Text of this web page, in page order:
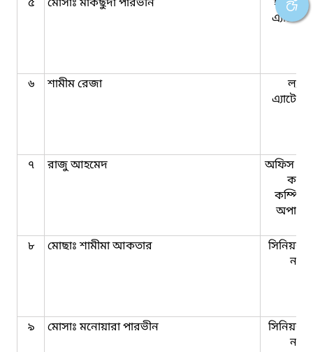
৫ মোসাঃ মাকছুদা পারভীন
৬ শামীম রেজা
ল্যাব
৭ রাজু আহমেদ
অফিস
কাম-
৮ মোছাঃ শামীমা আকতার
সিনিয়র
নার্স
৯ মোসাঃ মনোয়ারা পারভীন
সিনিয়র
নার্স